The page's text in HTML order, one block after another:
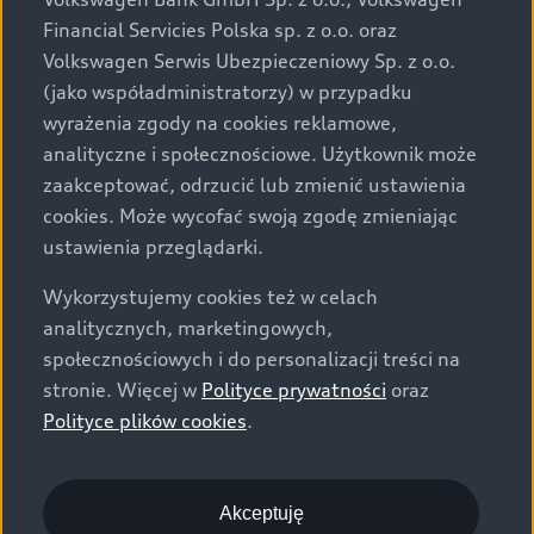
za dopłatą. Wiążące ustalenie ceny, wyposażenia i
specyfikacji pojazdu następują w umowie sprzedaży, a
określenie parametrów technicznych zawiera
świadectwo homologacji typu pojazdu. Zastrzegamy
sobie prawo do zmian i pomyłek. Wszelkie informacje
prezentowane na stronie są aktualne na dzień ich
zamieszczania. W celu uzyskania najnowszych
informacji prosimy kontaktować się z Partnerem Marki
Audi.
Wszystkie produkowane obecnie samochody marki Audi
są wykonywane z materiałów spełniających pod
względem możliwości odzysku i recyklingu wymagania
określone w normie ISO 22628 i są zgodne z
europejskimi świadectwami homologacji wydanymi wg
o.o. podlega obowiązkowi zapewnienia wszystkim
użytkownikom samochodów marki Volkswagen sieci
Financial Servicies Polska sp. z o.o. oraz
Volkswagen Serwis Ubezpieczeniowy Sp. z o.o.
(jako współadministratorzy) w przypadku
wyrażenia zgody na cookies reklamowe,
analityczne i społecznościowe. Użytkownik może
zaakceptować, odrzucić lub zmienić ustawienia
cookies. Może wycofać swoją zgodę zmieniając
ustawienia przeglądarki.
Wykorzystujemy cookies też w celach
analitycznych, marketingowych,
społecznościowych i do personalizacji treści na
stronie. Więcej w Polityce prywatności oraz
Polityce plików cookies.
Akceptuję